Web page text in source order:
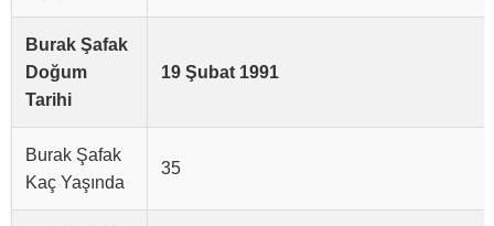
Burak Şafak
Doğum
Tarihi
19 Şubat 1991
Burak Şafak
Kaç Yaşında
35